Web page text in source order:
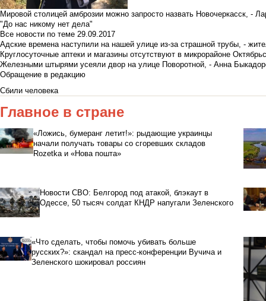
Мировой столицей амброзии можно запросто назвать Новочеркасск, -
"До нас никому нет дела"
Все новости по теме 29.09.2017
Адские времена наступили на нашей улице из-за страшной трубы, -
Круглосуточные аптеки и магазины отсутствуют в микрорайоне
Железными штырями усеяли двор на улице Поворотной, - Анна
Обращение в редакцию
Сбили человека
Главное в стране
«Ложись, бумеранг летит!»: рыдающие украинцы
начали получать товары со сгоревших складов
Rozetka и «Нова пошта»
Новости СВО: Белгород под атакой, блэкаут в
Одессе, 50 тысяч солдат КНДР напугали Зеленского
«Что сделать, чтобы помочь убивать больше
русских?»: скандал на пресс-конференции Вучича и
Зеленского шокировал россиян